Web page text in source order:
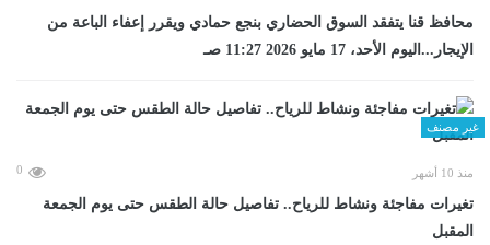
محافظ قنا يتفقد السوق الحضاري بنجع حمادي ويقرر إعفاء الباعة من
الإيجار...اليوم الأحد، 17 مايو 2026 11:27 صـ
غير مصنف
منذ 10 أشهر 0
تغيرات مفاجئة ونشاط للرياح.. تفاصيل حالة الطقس حتى يوم الجمعة
المقبل